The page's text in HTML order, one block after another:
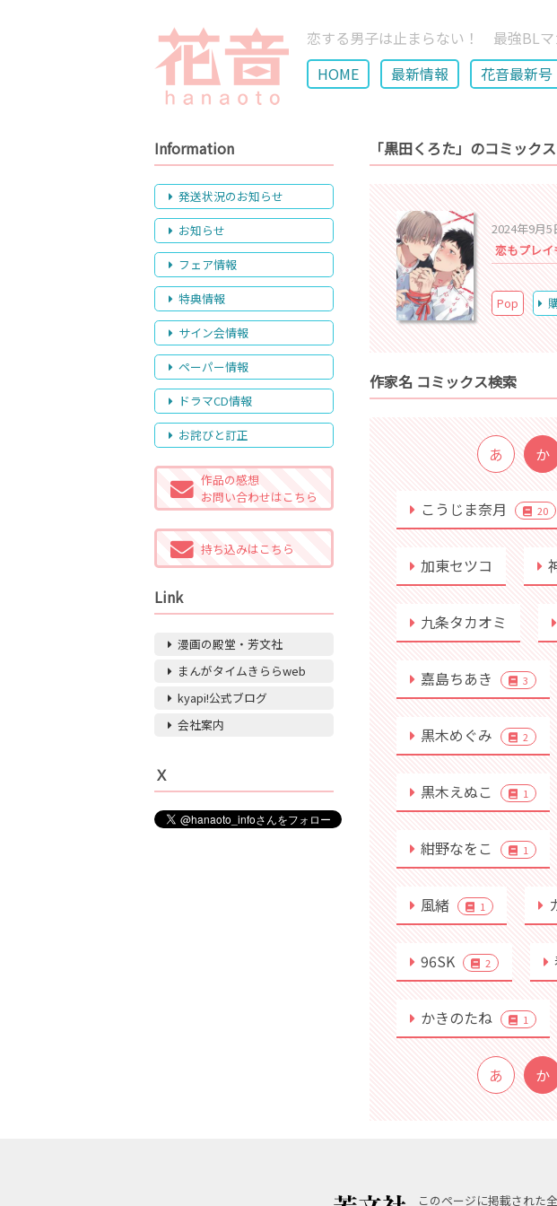
恋する男子は止まらない！ 最強BLマ
HOME
最新情報 花音最新号
「黒田くろた」のコミックス
2024年9月5
恋もプレ
Pop
作家名 コミックス検索
あ か
こうじま奈月 20
加東セツコ
九条タカオミ
嘉島ちあき 3
黒木めぐみ 2
黒木えぬこ 1
紺野なをこ 1
風緒 1
96SK 2
かきのたね 1
あ か
Information
発送状況のお知らせ
お知らせ
フェア情報
特典情報
サイン会情報
ペーパー情報
ドラマCD情報
お詫びと訂正
作品の感想
お問い合わせはこちら
持ち込みはこちら
Link
漫画の殿堂・芳文社
まんがタイムきららweb
kyapi!公式ブログ
会社案内
Ｘ
このページに掲載された